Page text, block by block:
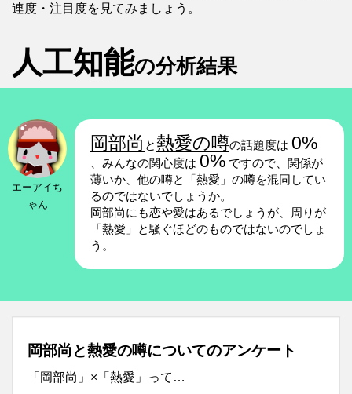
連度・注目度を見てみましょう。
人工知能の分析結果
エーアイち
ゃん
岡部尚 と熱愛の噂の話題度は 0%
、みんなの関心度は 0% ですので、関係が
薄いか、他の噂と「熱愛」の噂を混同してい
るのではないでしょうか。
岡部尚にも恋や愛はあるでしょうが、周りが
「熱愛」と騒ぐほどのものではないのでしょ
う。
岡部尚と熱愛の噂についてのアンケート
「岡部尚」×「熱愛」って…